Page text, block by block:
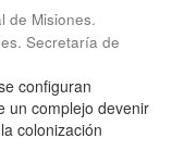
de Misiones.
Secretaría de
configuran
un complejo devenir
colonización